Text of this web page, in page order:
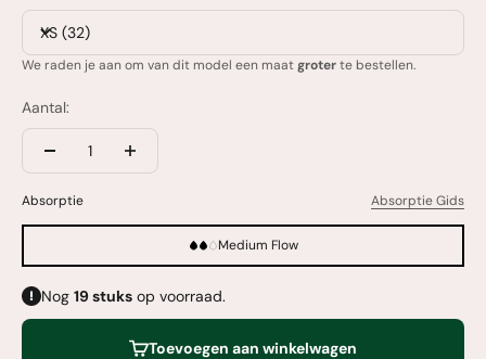
XS (32)
We raden je aan om van dit model een maatgroterte bestellen.
Aantal:
Absorptie Absorptie Gids
Medium Flow
Nog 19stuks op voorraad.
Toevoegen aan winkelwagen